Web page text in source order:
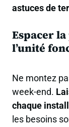
astuces de
Espacer
l’unité
Ne montez
week-end.
chaque
les besoins